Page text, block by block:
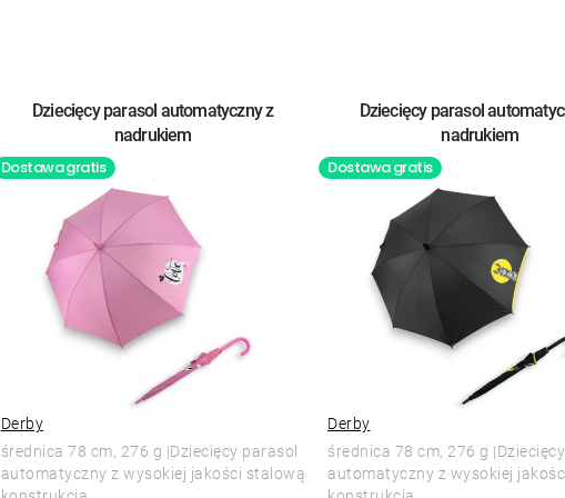
Dziecięcy parasol automatyczny z
nadrukiem
Dostawa gratis
Derby
średnica 78 cm, 276 g |Dziecięcy parasol
automatyczny z wysokiej jakości stalową
Dziecięcy parasol
nadrukiem
Dostawa gratis
Derby
średnica 78 cm, 276 g
automatyczny z wysokiej